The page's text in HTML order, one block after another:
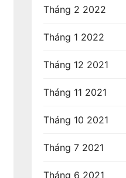
Tháng 2 2022
Tháng 1 2022
Tháng 12 2021
Tháng 11 2021
Tháng 10 2021
Tháng 7 2021
Tháng 6 2021